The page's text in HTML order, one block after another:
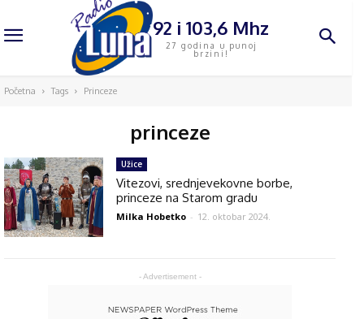
92 i 103,6 Mhz
27 godina u punoj
brzini!
Početna Tags Princeze
princeze
- Advertisement -
Užice
Vitezovi, srednjevekovne borbe,
princeze na Starom gradu
Milka Hobetko - 12. oktobar 2024.